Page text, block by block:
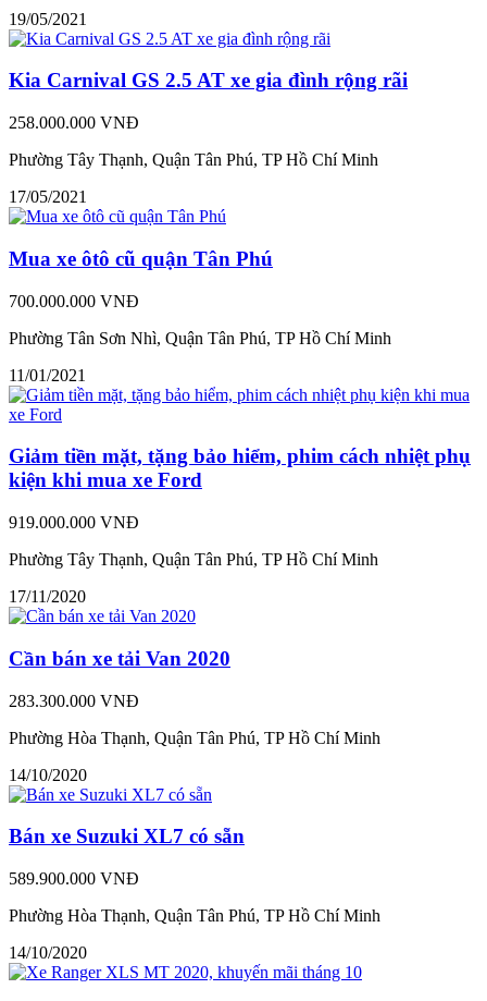
19/05/2021
Kia Carnival GS 2.5 AT xe gia đình rộng rãi
258.000.000 VNĐ
Phường Tây Thạnh, Quận Tân Phú, TP Hồ Chí Minh
17/05/2021
Mua xe ôtô cũ quận Tân Phú
700.000.000 VNĐ
Phường Tân Sơn Nhì, Quận Tân Phú, TP Hồ Chí Minh
11/01/2021
Giảm tiền mặt, tặng bảo hiểm, phim cách nhiệt phụ
kiện khi mua xe Ford
919.000.000 VNĐ
Phường Tây Thạnh, Quận Tân Phú, TP Hồ Chí Minh
17/11/2020
Cần bán xe tải Van 2020
283.300.000 VNĐ
Phường Hòa Thạnh, Quận Tân Phú, TP Hồ Chí Minh
14/10/2020
Bán xe Suzuki XL7 có sẵn
589.900.000 VNĐ
Phường Hòa Thạnh, Quận Tân Phú, TP Hồ Chí Minh
14/10/2020